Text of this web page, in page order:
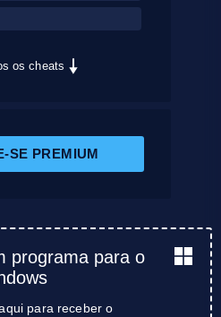
os cheats
SE PREMIUM
programa para o
para receber o